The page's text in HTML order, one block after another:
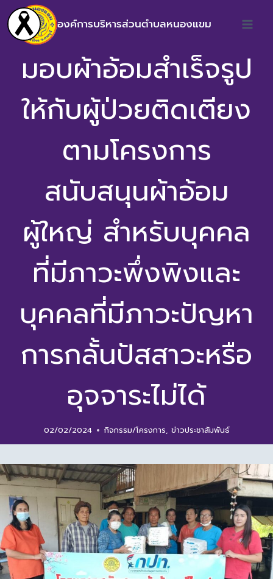
องค์การบริหารส่วนตำบลหนองแขม
มอบผ้าอ้อมสำเร็จรูป
ให้กับผู้ป่วยติดเตียง
ตามโครงการ
สนับสนุนผ้าอ้อม
ผู้ใหญ่ สำหรับบุคคล
ที่มีภาวะพึ่งพิงและ
บุคคลที่มีภาวะปัญหา
การกลั้นปัสสาวะหรือ
อุจจาระไม่ได้
02/02/2024 กิจกรรม/โครงการ, ข่าวประชาสัมพันธ์